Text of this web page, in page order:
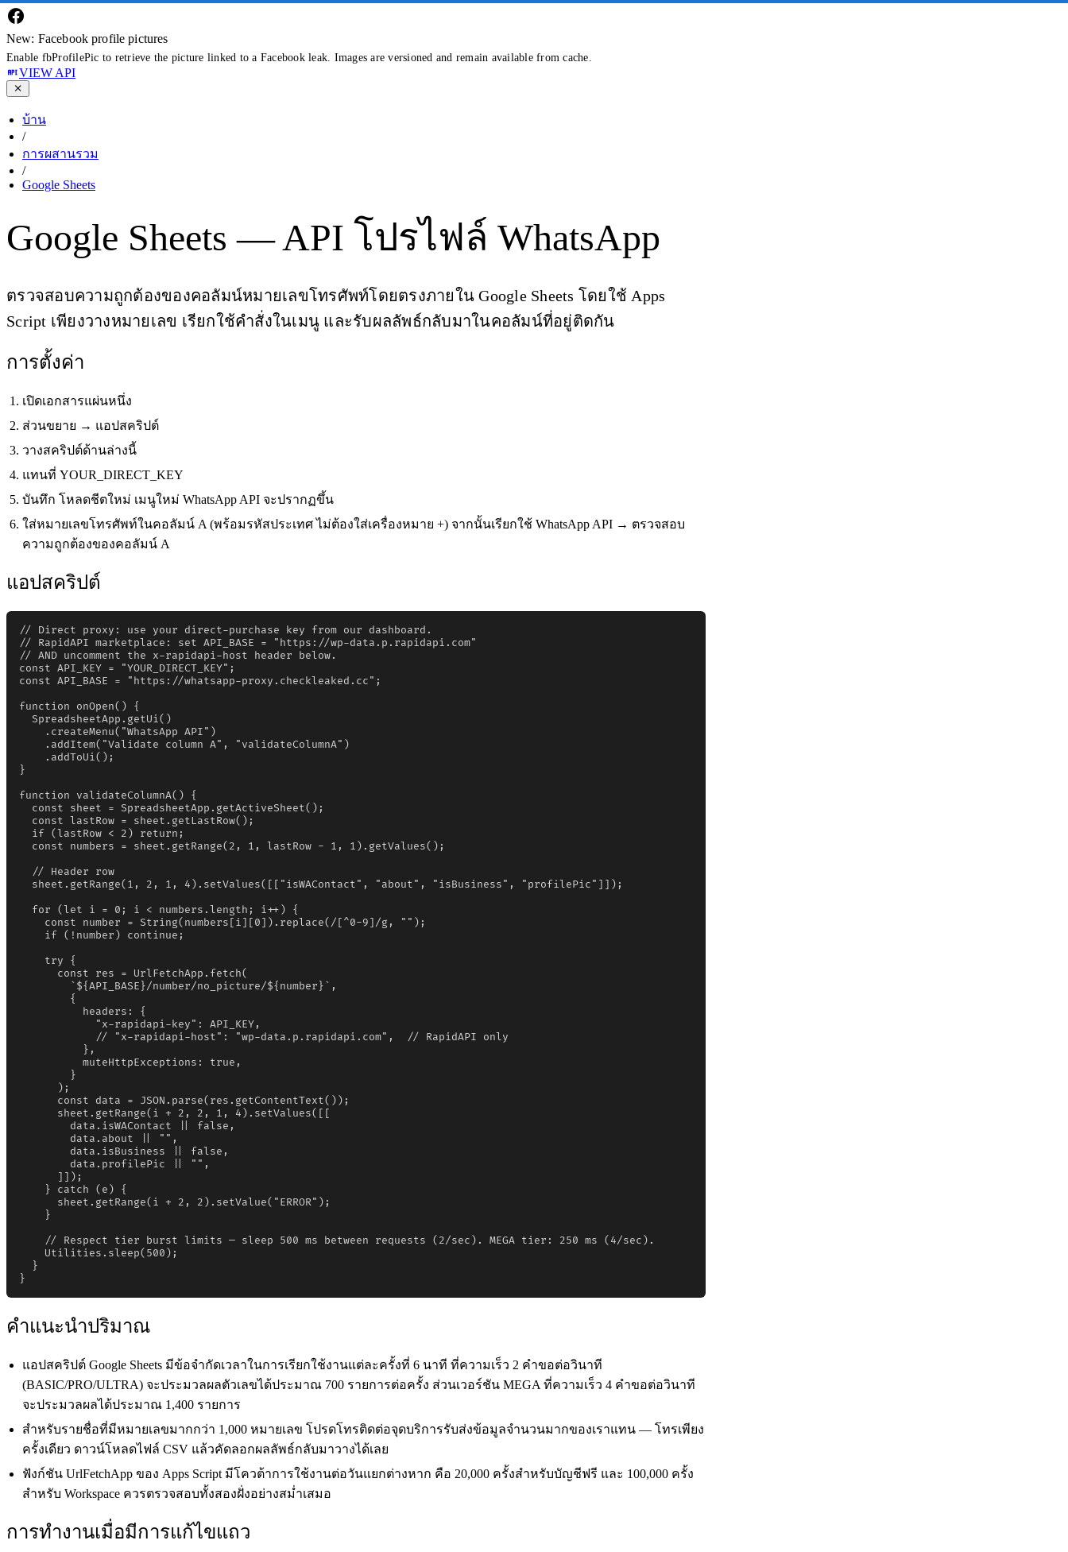
New: Facebook profile pictures
Enable fbProfilePic to retrieve the picture linked to a Facebook leak. Images are versioned and remain available from cache.
VIEW API
บ้าน
/
การผสานรวม
/
Google Sheets
Google Sheets — API โปรไฟล์ WhatsApp
ตรวจสอบความถูกต้องของคอลัมน์หมายเลขโทรศัพท์โดยตรงภายใน Google Sheets โดยใช้ Apps
Script เพียงวางหมายเลข เรียกใช้คำสั่งในเมนู และรับผลลัพธ์กลับมาในคอลัมน์ที่อยู่ติดกัน
การตั้งค่า
เปิดเอกสารแผ่นหนึ่ง
ส่วนขยาย → แอปสคริปต์
วางสคริปต์ด้านล่างนี้
แทนที่ YOUR_DIRECT_KEY
บันทึก โหลดชีตใหม่ เมนูใหม่ WhatsApp API จะปรากฏขึ้น
ใส่หมายเลขโทรศัพท์ในคอลัมน์ A (พร้อมรหัสประเทศ ไม่ต้องใส่เครื่องหมาย +) จากนั้นเรียกใช้ WhatsApp API → ตรวจสอบ
ความถูกต้องของคอลัมน์ A
แอปสคริปต์
// Direct proxy: use your direct-purchase key from our dashboard.
// RapidAPI marketplace: set API_BASE = "https://wp-data.p.rapidapi.com"
// AND uncomment the x-rapidapi-host header below.
const API_KEY = "YOUR_DIRECT_KEY";
const API_BASE = "https://whatsapp-proxy.checkleaked.cc";
function onOpen() {
  SpreadsheetApp.getUi()
    .createMenu("WhatsApp API")
    .addItem("Validate column A", "validateColumnA")
    .addToUi();
}
function validateColumnA() {
  const sheet = SpreadsheetApp.getActiveSheet();
  const lastRow = sheet.getLastRow();
  if (lastRow < 2) return;
  const numbers = sheet.getRange(2, 1, lastRow - 1, 1).getValues();
  // Header row
  sheet.getRange(1, 2, 1, 4).setValues([["isWAContact", "about", "isBusiness", "profilePic"]]);
  for (let i = 0; i < numbers.length; i++) {
    const number = String(numbers[i][0]).replace(/[^0-9]/g, "");
    if (!number) continue;
    try {
      const res = UrlFetchApp.fetch(
        `${API_BASE}/number/no_picture/${number}`,
        {
          headers: {
            "x-rapidapi-key": API_KEY,
            // "x-rapidapi-host": "wp-data.p.rapidapi.com",  // RapidAPI only
          },
          muteHttpExceptions: true,
        }
      );
      const data = JSON.parse(res.getContentText());
      sheet.getRange(i + 2, 2, 1, 4).setValues([[
        data.isWAContact || false,
        data.about || "",
        data.isBusiness || false,
        data.profilePic || "",
      ]]);
    } catch (e) {
      sheet.getRange(i + 2, 2).setValue("ERROR");
    }
    // Respect tier burst limits — sleep 500 ms between requests (2/sec). MEGA tier: 250 ms (4/sec).
    Utilities.sleep(500);
  }
}
คำแนะนำปริมาณ
แอปสคริปต์ Google Sheets มีข้อจำกัดเวลาในการเรียกใช้งานแต่ละครั้งที่ 6 นาที ที่ความเร็ว 2 คำขอต่อวินาที
(BASIC/PRO/ULTRA) จะประมวลผลตัวเลขได้ประมาณ 700 รายการต่อครั้ง ส่วนเวอร์ชัน MEGA ที่ความเร็ว 4 คำขอต่อวินาที
จะประมวลผลได้ประมาณ 1,400 รายการ
สำหรับรายชื่อที่มีหมายเลขมากกว่า 1,000 หมายเลข โปรดโทรติดต่อจุดบริการรับส่งข้อมูลจำนวนมากของเราแทน — โทรเพียง
ครั้งเดียว ดาวน์โหลดไฟล์ CSV แล้วคัดลอกผลลัพธ์กลับมาวางได้เลย
ฟังก์ชัน UrlFetchApp ของ Apps Script มีโควต้าการใช้งานต่อวันแยกต่างหาก คือ 20,000 ครั้งสำหรับบัญชีฟรี และ 100,000 ครั้ง
สำหรับ Workspace ควรตรวจสอบทั้งสองฝั่งอย่างสม่ำเสมอ
การทำงานเมื่อมีการแก้ไขแถว